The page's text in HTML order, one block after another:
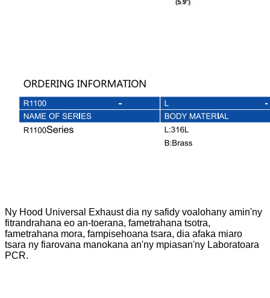
Ny Hood Universal Exhaust dia ny safidy voalohany amin'ny
fitrandrahana eo an-toerana, fametrahana tsotra,
fametrahana mora, fampisehoana tsara, dia afaka miaro
tsara ny fiarovana manokana an'ny mpiasan'ny Laboratoara
PCR.